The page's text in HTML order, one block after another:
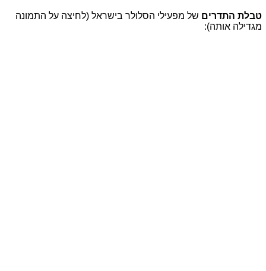
טבלת התדרים של מפעילי הסלולר בישראל (לחיצה על התמונה
מגדילה אותה):